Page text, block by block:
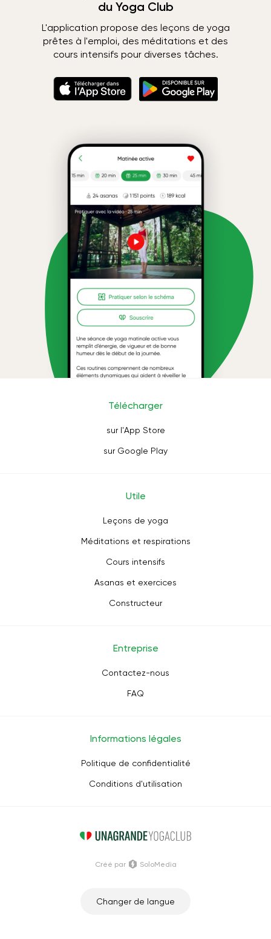
du Yoga Club
L'application propose des leçons de yoga
prêtes à l'emploi, des méditations et des
cours intensifs pour diverses tâches.
Télécharger
sur l'App Store
sur Google Play
Utile
Leçons de yoga
Méditations et respirations
Cours intensifs
Asanas et exercices
Constructeur
Entreprise
Contactez-nous
FAQ
Informations légales
Politique de confidentialité
Conditions d'utilisation
Changer de langue
Créé par SoloMedia